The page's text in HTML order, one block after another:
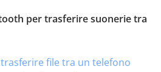
per trasferire suonerie tra
trasferire file tra un telefono